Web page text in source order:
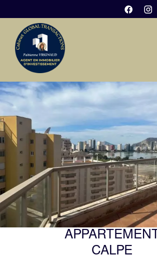
APPARTEMENT
CALPE